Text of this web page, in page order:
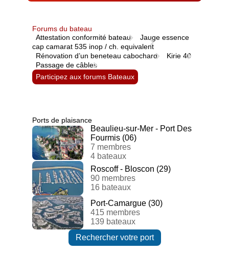
Forums du bateau
Attestation conformité bateau
Jauge essence
cap camarat 535 inop / ch. equivalent
Rénovation d’un beneteau cabochard
Kirie 40
Passage de câbles
Participez aux forums Bateaux
Ports de plaisance
Beaulieu-sur-Mer - Port Des
Fourmis (06)
7 membres
4 bateaux
Roscoff - Bloscon (29)
90 membres
16 bateaux
Port-Camargue (30)
415 membres
139 bateaux
Rechercher votre port